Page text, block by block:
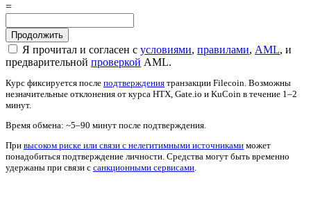
=
Я прочитал и согласен с условиями, правилами, AML, и
предварительной проверкой AML.
Курс фиксируется после подтверждения транзакции Filecoin. Возможны
незначительные отклонения от курса HTX, Gate.io и KuCoin в течение 1–2
минут.
Время обмена: ~5–90 минут после подтверждения.
При высоком риске или связи с нелегитимными источниками может
понадобиться подтверждение личности. Средства могут быть временно
удержаны при связи с санкционными сервисами.